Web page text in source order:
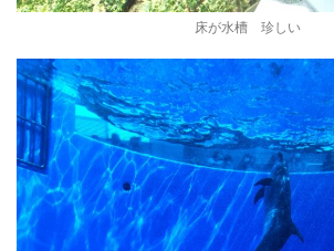
床が水槽 珍しい